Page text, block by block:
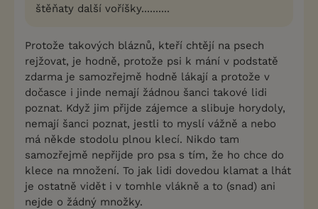
štěňaty další voříšky..........
Protože takových bláznů, kteří chtějí na psech
rejžovat, je hodně, protože psi k mání v podstatě
zdarma je samozřejmě hodně lákají a protože v
dočasce i jinde nemají žádnou šanci takové lidi
poznat. Když jim přijde zájemce a slibuje horydoly,
nemají šanci poznat, jestli to myslí vážně a nebo
má někde stodolu plnou klecí. Nikdo tam
samozřejmě nepřijde pro psa s tím, že ho chce do
klece na množení. To jak lidi dovedou klamat a lhát
je ostatně vidět i v tomhle vlákně a to (snad) ani
nejde o žádný množky.